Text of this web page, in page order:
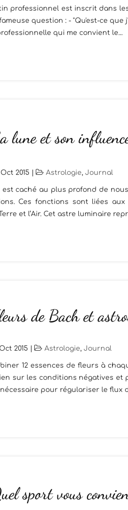
professionnel est inscrit dans
question : - "Qu'est-ce que
qui me convient le...
lune et son
2015 Astrologie, Journal
caché au plus profond de
Ces fonctions sont liées
et l’Air. Cet astre luminaire
de Bach et
2015 Astrologie, Journal
12 essences de fleurs à
sur les conditions négatives et
pour régulariser le flux
sport vous